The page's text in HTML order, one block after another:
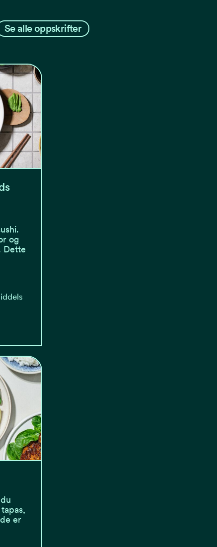
Se alle oppskrifter
og
Dette
er